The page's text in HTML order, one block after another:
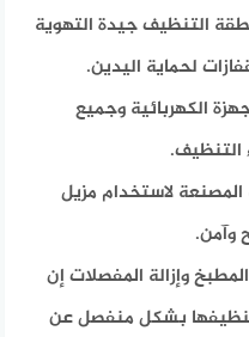
التنظيف جيدة التهوية
لحماية اليدين.
الكهربائية وجميع
التنظيف.
المصنعة لاستخدام مزيل
وإزالة المفصلات إن
بشكل منفصل عن